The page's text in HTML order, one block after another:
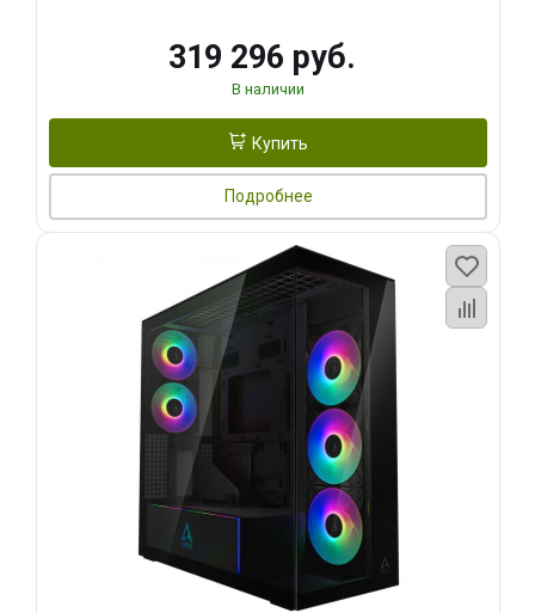
319 296 руб.
В наличии
Купить
Подробнее